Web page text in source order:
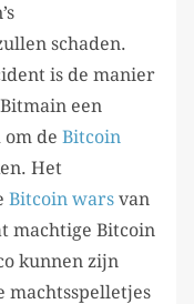
schaden.
is de manier
een
om de Bitcoin
Het
Bitcoin wars van
machtige Bitcoin
kunnen zijn
machtsspelletjes